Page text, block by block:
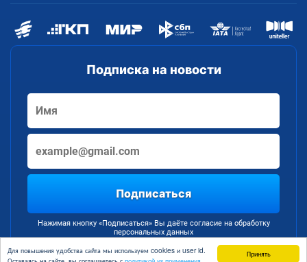
Принять
Для повышения удобства сайта мы используем cookies и user id.
Подписка на новости
Подписаться
Нажимая кнопку «Подписаться» Вы даёте согласие на обработку
персональных данных